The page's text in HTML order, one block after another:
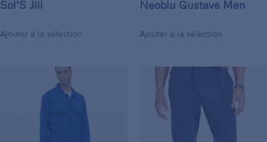
Sol’S Jill
Ajouter à la sélection
Neoblu Gustave Men
Ajouter à la sélection